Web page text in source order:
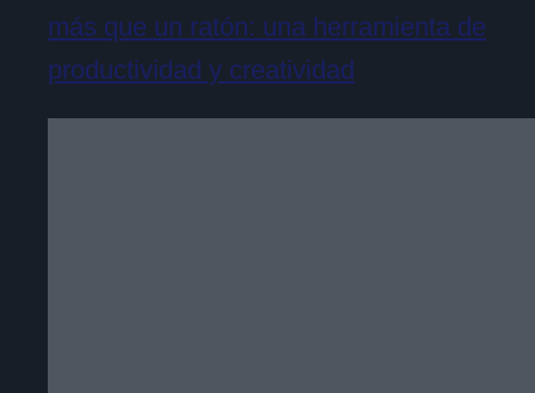
más que un ratón: una herramienta de
productividad y creatividad